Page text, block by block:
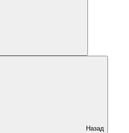
Назад